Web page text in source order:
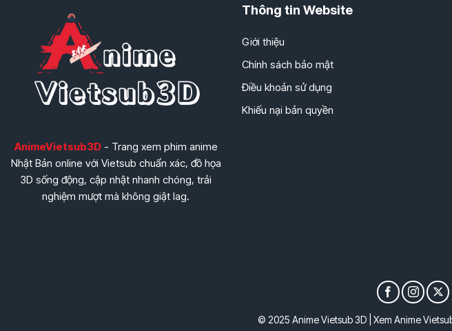
AnimeVietsub3D- Trang xem phim anime
Nhật Bản online với Vietsub chuẩn xác, đồ họa
3D sống động, cập nhật nhanh chóng, trải
nghiệm mượt mà không giật lag.
Thông tin Website
Giới thiệu
Chính sách bảo mật
Điều khoản sử dụng
Khiếu nại bản quyền
© 2025 Anime Vietsub 3D | Xem Anime